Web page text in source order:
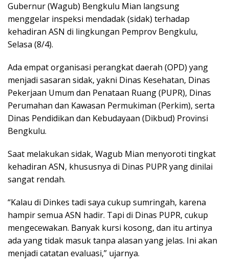
Gubernur (Wagub) Bengkulu Mian langsung
menggelar inspeksi mendadak (sidak) terhadap
kehadiran ASN di lingkungan Pemprov Bengkulu,
Selasa (8/4).
Ada empat organisasi perangkat daerah (OPD) yang
menjadi sasaran sidak, yakni Dinas Kesehatan, Dinas
Pekerjaan Umum dan Penataan Ruang (PUPR), Dinas
Perumahan dan Kawasan Permukiman (Perkim), serta
Dinas Pendidikan dan Kebudayaan (Dikbud) Provinsi
Bengkulu.
Saat melakukan sidak, Wagub Mian menyoroti tingkat
kehadiran ASN, khususnya di Dinas PUPR yang dinilai
sangat rendah.
“Kalau di Dinkes tadi saya cukup sumringah, karena
hampir semua ASN hadir. Tapi di Dinas PUPR, cukup
mengecewakan. Banyak kursi kosong, dan itu artinya
ada yang tidak masuk tanpa alasan yang jelas. Ini akan
menjadi catatan evaluasi,” ujarnya.